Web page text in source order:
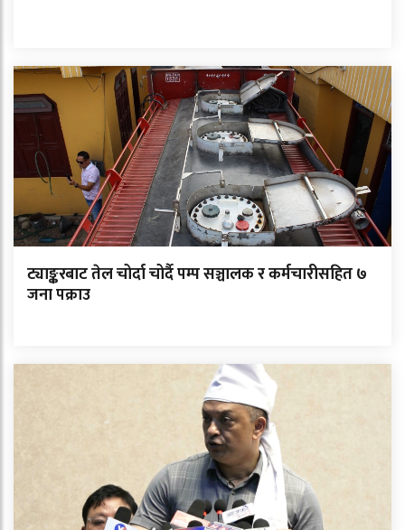
ट्याङ्करबाट तेल चोर्दा चोर्दै पम्प सञ्चालक र कर्मचारीसहित ७
जना पक्राउ